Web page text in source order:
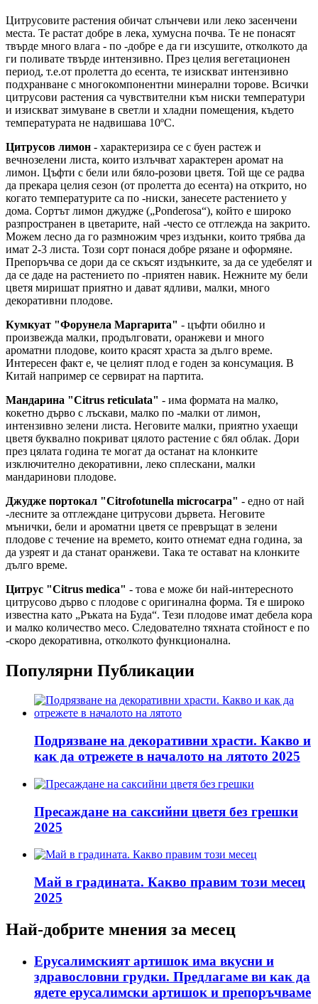
Цитрусовите растения обичат слънчеви или леко засенчени
места. Те растат добре в лека, хумусна почва. Те не понасят
твърде много влага - по -добре е да ги изсушите, отколкото да
ги поливате твърде интензивно. През целия вегетационен
период, т.е.от пролетта до есента, те изискват интензивно
подхранване с многокомпонентни минерални торове. Всички
цитрусови растения са чувствителни към ниски температури
и изискват зимуване в светли и хладни помещения, където
температурата не надвишава 10ºC.
Цитрусов лимон - характеризира се с буен растеж и
вечнозелени листа, които излъчват характерен аромат на
лимон. Цъфти с бели или бяло-розови цветя. Той ще се радва
да прекара целия сезон (от пролетта до есента) на открито, но
когато температурите са по -ниски, занесете растението у
дома. Сортът лимон джудже („Ponderosa“), който е широко
разпространен в цветарите, най -често се отглежда на закрито.
Можем лесно да го размножим чрез издънки, които трябва да
имат 2-3 листа. Този сорт понася добре рязане и оформяне.
Препоръчва се дори да се скъсят издънките, за да се удебелят и
да се даде на растението по -приятен навик. Нежните му бели
цветя миришат приятно и дават ядливи, малки, много
декоративни плодове.
Кумкуат "Форунела Маргарита" - цъфти обилно и
произвежда малки, продълговати, оранжеви и много
ароматни плодове, които красят храста за дълго време.
Интересен факт е, че целият плод е годен за консумация. В
Китай например се сервират на партита.
Мандарина "Citrus reticulata" - има формата на малко,
кокетно дърво с лъскави, малко по -малки от лимон,
интензивно зелени листа. Неговите малки, приятно ухаещи
цветя буквално покриват цялото растение с бял облак. Дори
през цялата година те могат да останат на клонките
изключително декоративни, леко сплескани, малки
мандаринови плодове.
Джудже портокал "Citrofotunella microcarpa" - едно от най
-лесните за отглеждане цитрусови дървета. Неговите
мънички, бели и ароматни цветя се превръщат в зелени
плодове с течение на времето, които отнемат една година, за
да узреят и да станат оранжеви. Така те остават на клонките
дълго време.
Цитрус "Citrus medica" - това е може би най-интересното
цитрусово дърво с плодове с оригинална форма. Тя е широко
известна като „Ръката на Буда“. Тези плодове имат дебела кора
и малко количество месо. Следователно тяхната стойност е по
-скоро декоративна, отколкото функционална.
Популярни Публикации
Подрязване на декоративни храсти. Какво и
как да отрежете в началото на лятото 2025
Пресаждане на саксийни цветя без грешки
2025
Май в градината. Какво правим този месец
2025
Най-добрите мнения за месец
Ерусалимският артишок има вкусни и
здравословни грудки. Предлагаме ви как да
ядете ерусалимски артишок и препоръчваме